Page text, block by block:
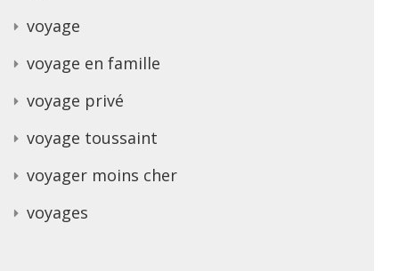
voyage
voyage en famille
voyage privé
voyage toussaint
voyager moins cher
voyages